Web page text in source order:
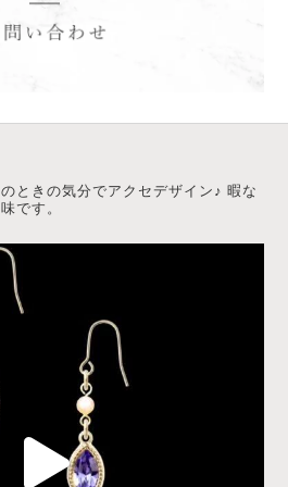
ときの気分でアクセデザイン♪ 暇な
です。